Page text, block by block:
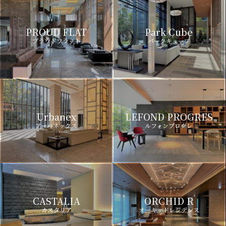
PROUD FLAT
プラウドフラット
Park Cube
パークキューブ
Urbanex
アーバネックス
LEFOND PROGRES
ルフォンプログレ
CASTALIA
カスタリア
ORCHID R
オーキッドレジデンス